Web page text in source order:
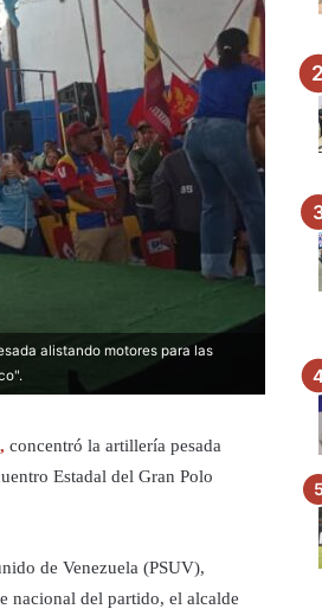
alistando motores para las
concentró la artillería pesada
Estadal del Gran Polo
de Venezuela (PSUV),
nacional del partido, el alcalde